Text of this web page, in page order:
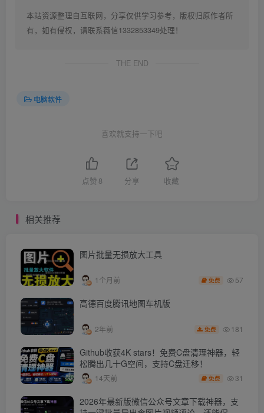
本站资源整理自互联网，分享仅供学习参考，版权归原作者所
有，如有侵权，请联系薇信1332853349处理！
THE END
电脑软件
喜欢就支持一下吧
点赞 8 分享 收藏
相关推荐
图片批量无损放大工具
1个月前 免费 57
高德百度腾讯地图车机版
2年前 免费 181
Github收获4K stars！免费C盘清理神器，轻
松腾出几十G空间，支持C盘迁移！
14天前 免费 31
2026年最新版微信公众号文章下载神器，支